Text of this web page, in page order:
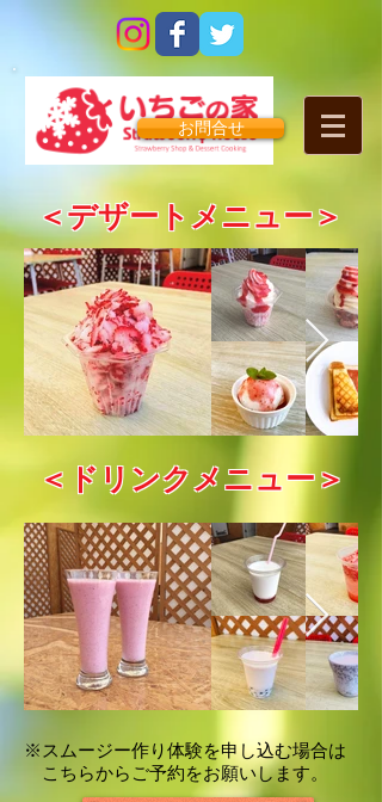
お問合せ
＜デザートメニュー＞
＜​ドリンクメニュー＞
​※スムージー作り体験を申し込む場合は
こちらからご予約をお願いします。